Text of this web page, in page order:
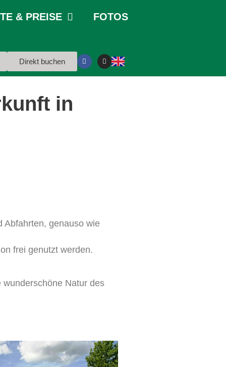
& PREISE FOTOS
Direkt buchen
in
Abfahrten, genauso wie
frei genutzt werden.
Natur des